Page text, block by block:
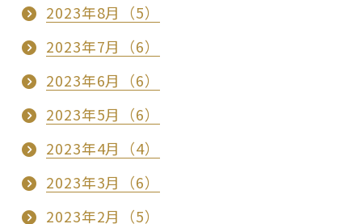
2023年8月（5）
2023年7月（6）
2023年6月（6）
2023年5月（6）
2023年4月（4）
2023年3月（6）
2023年2月（5）